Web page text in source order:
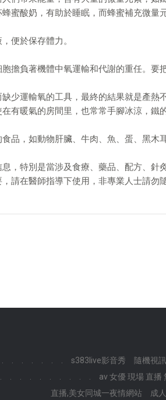
蜜酸奶，有助於睡眠，而蜂蜜補充微量
便於保存體力。
擔負著機體中氧運輸和代謝的重任。要
少運輸氧的工具，最終的結果就是產熱
有暖氣的房間里，也常常手腳冰涼，鐵
品，如動物肝臟、牛肉、魚、蛋、黑木
，特別是當涉及食療、藥品、配方、針
請在醫師指導下使用，非專業人士請勿
s383live影音秀 隨機視
av 女優 現場 直播
直播,美女同城一夜情網站
成